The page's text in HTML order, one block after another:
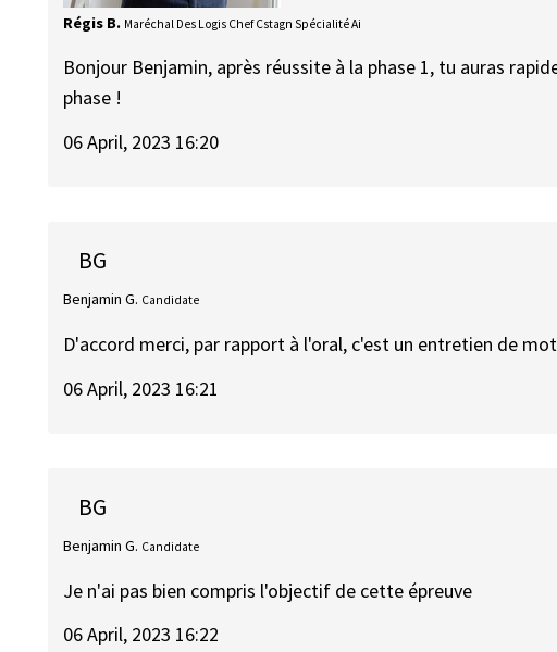
Régis B. Maréchal Des Logis Chef Cstagn Spécialité Ai
Bonjour Benjamin, après réussite à la phase 1, tu auras
phase !
06 April, 2023 16:20
BG
Benjamin G. Candidate
D'accord merci, par rapport à l'oral, c'est un entretien de
06 April, 2023 16:21
BG
Benjamin G. Candidate
Je n'ai pas bien compris l'objectif de cette épreuve
06 April, 2023 16:22